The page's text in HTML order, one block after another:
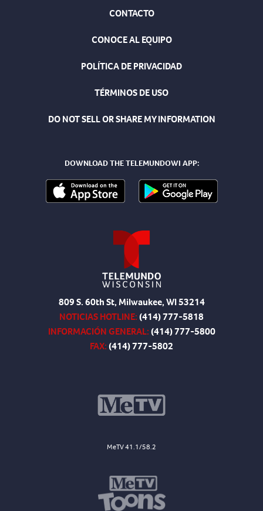
CONTACTO
CONOCE AL EQUIPO
POLÍTICA DE PRIVACIDAD
TÉRMINOS DE USO
DO NOT SELL OR SHARE MY INFORMATION
DOWNLOAD THE TELEMUNDOWI APP:
809 S. 60th St, Milwaukee, WI 53214
NOTICIAS HOTLINE:(414) 777-5818
INFORMACIÓN GENERAL:(414) 777-5800
FAX:(414) 777-5802
MeTV 41.1/58.2